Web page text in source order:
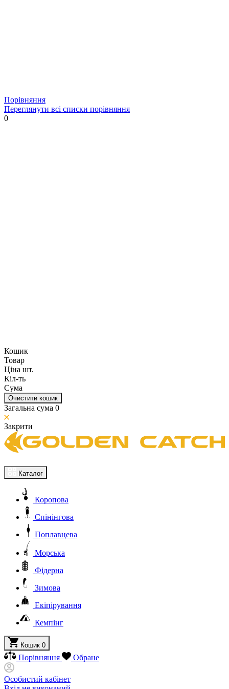
Порівняння
Переглянути всі списки порівняння
0
Кошик
Товар
Ціна шт.
Кіл-ть
Сума
Очистити кошик
Загальна сума 0
Закрити
Каталог
Коропова
Спінінгова
Поплавцева
Морська
Фідерна
Зимова
Екіпірування
Кемпінг
Кошик 0
Порівняння Обране
Особистий кабінет